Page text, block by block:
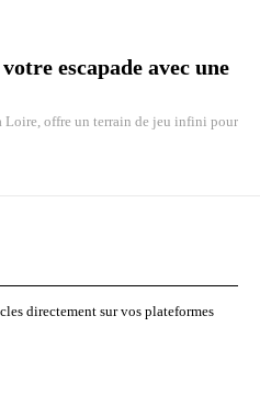
escapade avec une
Loire, offre un terrain de jeu infini pour
directement sur vos plateformes